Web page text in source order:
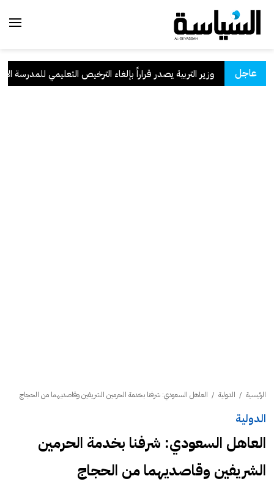
عاجل
. وزير التربية يصدر قراراً بإلغاء الترخيص التعليمي للمدرسة
الرئيسية / الدولية / العاهل السعودي: شرفنا بخدمة الحرمين الشريفين وقاصديهما من الحجاج
الدولية
العاهل السعودي: شرفنا بخدمة الحرمين
الشريفين وقاصديهما من الحجاج